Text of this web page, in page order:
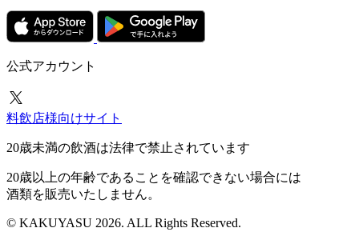
公式アカウント
料飲店様向けサイト
20歳未満の飲酒は法律で禁止されています
20歳以上の年齢であることを確認できない場合には
酒類を販売いたしません。
© KAKUYASU 2026. ALL Rights Reserved.